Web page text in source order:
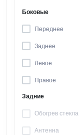
Боковые
Переднее
Заднее
Левое
Правое
Задние
Обогрев стекла
Антенна